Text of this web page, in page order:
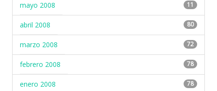
mayo 2008 11
abril 2008 80
marzo 2008 72
febrero 2008 78
enero 2008 78